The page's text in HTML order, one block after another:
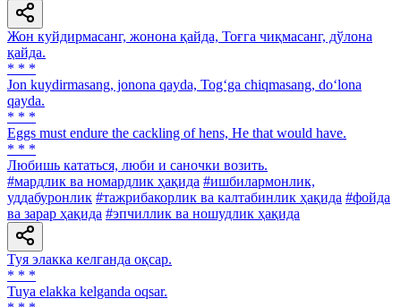
Жон куйдирмасанг, жонона қайда, Тоғга чиқмасанг, дўлона
қайда.
* * *
Jon kuydirmasang, jonona qayda, Tog‘ga chiqmasang, do‘lona
qayda.
* * *
Eggs must endure the cackling of hens, He that would have.
* * *
Любишь кататься, люби и саночки возить.
#мардлик ва номардлик ҳақида #ишбилармонлик,
уддабуронлик #тажрибакорлик ва калтабинлик ҳақида #фойда
ва зарар ҳақида #эпчиллик ва ношудлик ҳақида
Туя элакка келганда оқсар.
* * *
Tuya elakka kelganda oqsar.